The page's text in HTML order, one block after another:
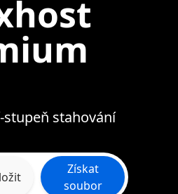
stahování
Získat
soubor